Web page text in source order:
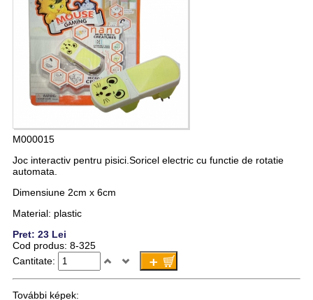
M000015
Joc interactiv pentru pisici.Soricel electric cu functie de rotatie
automata.
Dimensiune 2cm x 6cm
Material: plastic
Pret: 23 Lei
Cod produs: 8-325
Cantitate:
További képek: